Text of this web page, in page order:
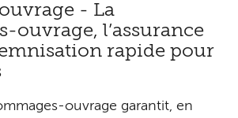
- La
ouvrage, l’assurance
rapide pour
ouvrage garantit, en